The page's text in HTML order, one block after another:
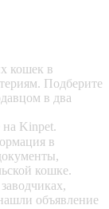
кошек в
Подберите
в два
на Kinpet.
в
кошке.
объявление